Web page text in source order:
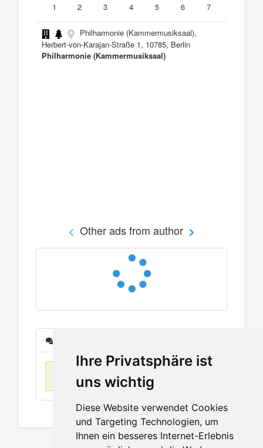
Ihre Privatsphäre ist
uns wichtig
Diese Website verwendet Cookies
und Targeting Technologien, um
Ihnen ein besseres Internet-Erlebnis
1
2 3 4 5 6 7
Philharmonie (Kammermusiksaal),
Herbert-von-Karajan-Straße 1, 10785, Berlin
Philharmonie (Kammermusiksaal)
Other ads from author
No items found